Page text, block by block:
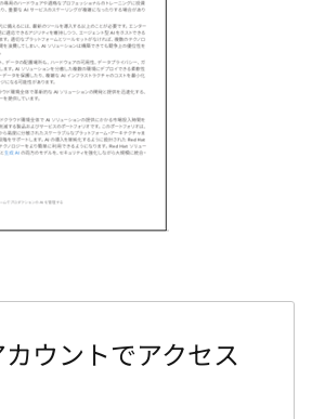
ウントでアクセス